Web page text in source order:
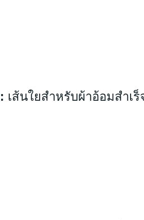
เส้นใยสำหรับผ้าอ้อมสำเ